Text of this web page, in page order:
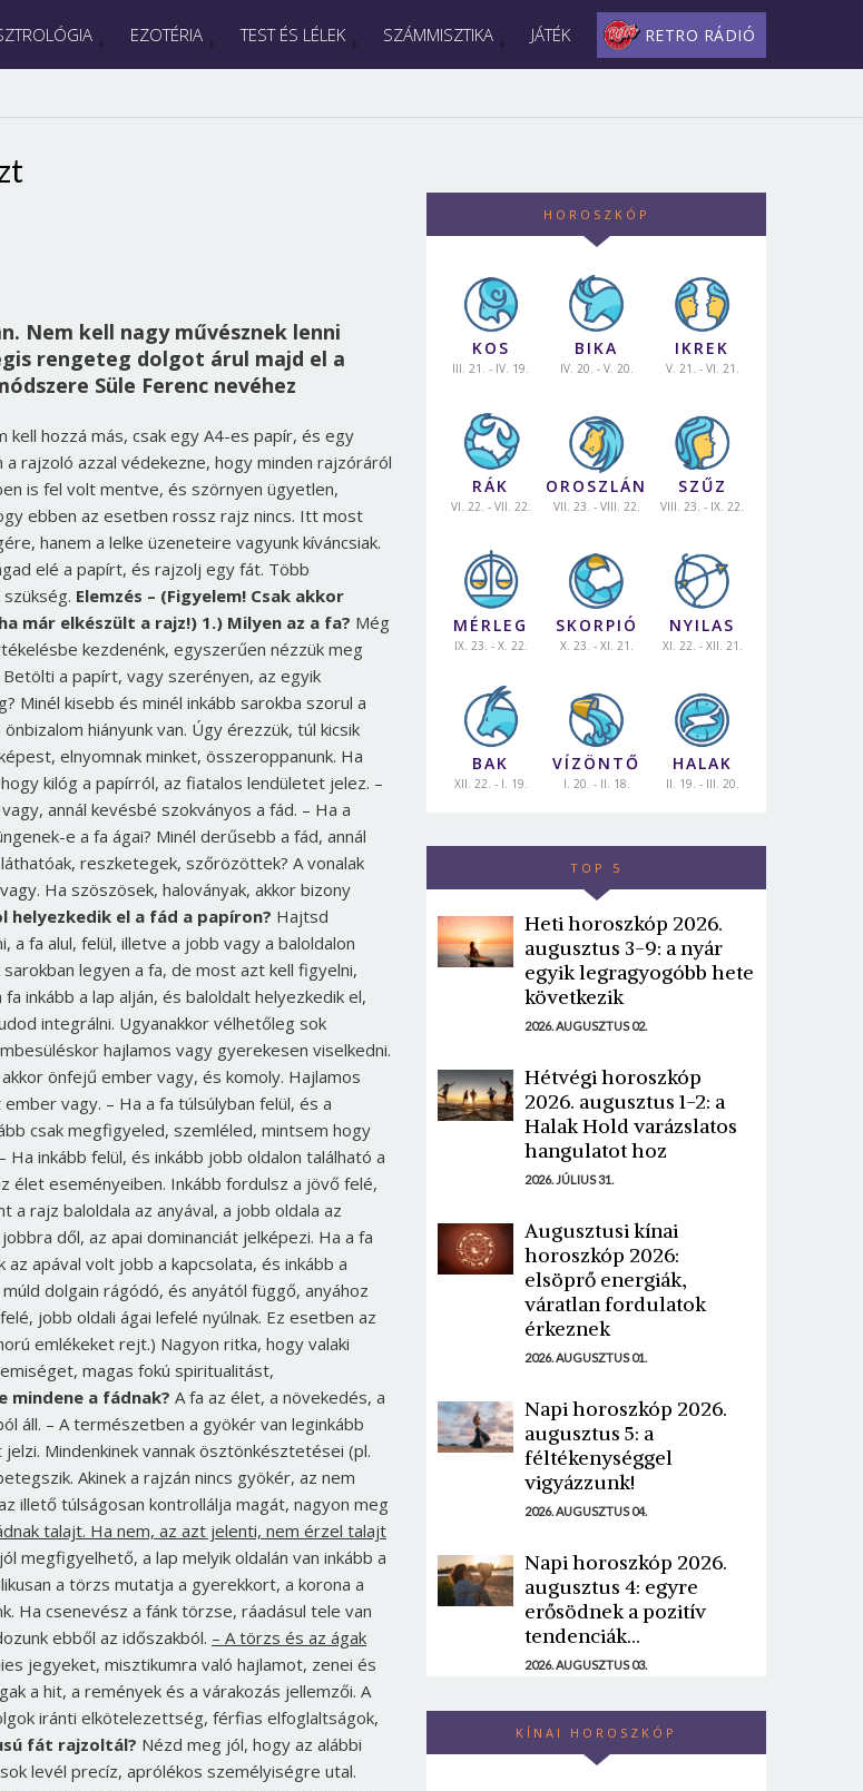
EZOTÉRIA TEST ÉS LÉLEK SZÁMMISZTIKA JÁTÉK RETRO RÁDIÓ
Nem kell nagy művésznek lenni
rengeteg dolgot árul majd el a
Süle Ferenc nevéhez
kell hozzá más, csak egy A4-es papír, és egy
a rajzoló azzal védekezne, hogy minden rajzóráról
is fel volt mentve, és szörnyen ügyetlen,
ebben az esetben rossz rajz nincs. Itt most
hanem a lelke üzeneteire vagyunk kíváncsiak.
elé a papírt, és rajzolj egy fát. Több
Elemzés – (Figyelem! Csak akkor
már elkészült a rajz!) 1.) Milyen az a fa? Még
kezdenénk, egyszerűen nézzük meg
a papírt, vagy szerényen, az egyik
Minél kisebb és minél inkább sarokba szorul a
hiányunk van. Úgy érezzük, túl kicsik
elnyomnak minket, összeroppanunk. Ha
kilóg a papírról, az fiatalos lendületet jelez. –
annál kevésbé szokványos a fád. – Ha a
e a fa ágai? Minél derűsebb a fád, annál
reszketegek, szőrözöttek? A vonalak
Ha szöszösek, haloványak, akkor bizony
helyezkedik el a fád a papíron? Hajtsd
fa alul, felül, illetve a jobb vagy a baloldalon
legyen a fa, de most azt kell figyelni,
inkább a lap alján, és baloldalt helyezkedik el,
integrálni. Ugyanakkor vélhetőleg sok
hajlamos vagy gyerekesen viselkedni.
önfejű ember vagy, és komoly. Hajlamos
vagy. – Ha a fa túlsúlyban felül, és a
csak megfigyeled, szemléled, mintsem hogy
inkább felül, és inkább jobb oldalon található a
élet eseményeiben. Inkább fordulsz a jövő felé,
a rajz baloldala az anyával, a jobb oldala az
dől, az apai dominanciát jelképezi. Ha a fa
apával volt jobb a kapcsolata, és inkább a
dolgain rágódó, és anyától függő, anyához
jobb oldali ágai lefelé nyúlnak. Ez esetben az
emlékeket rejt.) Nagyon ritka, hogy valaki
magas fokú spiritualitást,
mindene a fádnak? A fa az élet, a növekedés, a
áll. – A természetben a gyökér van leginkább
Mindenkinek vannak ösztönkésztetései (pl.
Akinek a rajzán nincs gyökér, az nem
illető túlságosan kontrollálja magát, nagyon meg
talajt. Ha nem, az azt jelenti, nem érzel talajt
megfigyelhető, a lap melyik oldalán van inkább a
a törzs mutatja a gyerekkort, a korona a
Ha csenevész a fánk törzse, ráadásul tele van
ebből az időszakból. – A törzs és az ágak
jegyeket, misztikumra való hajlamot, zenei és
a hit, a remények és a várakozás jellemzői. A
iránti elkötelezettség, férfias elfoglaltságok,
fát rajzoltál? Nézd meg jól, hogy az alábbi
levél precíz, aprólékos személyiségre utal.
HOROSZKÓP
KOS
III. 21. - IV. 19.
BIKA
IV. 20. - V. 20.
IKREK
V. 21. - VI. 21.
RÁK
VI. 22. - VII. 22.
OROSZLÁN
VII. 23. - VIII. 22.
SZŰZ
VIII. 23. - IX. 22.
MÉRLEG
IX. 23. - X. 22.
SKORPIÓ
X. 23. - XI. 21.
NYILAS
XI. 22. - XII. 21.
BAK
XII. 22. - I. 19.
VÍZÖNTŐ
I. 20. - II. 18.
HALAK
II. 19. - III. 20.
TOP 5
Heti horoszkóp 2026.
augusztus 3-9: a nyár
egyik legragyogóbb hete
következik
2026. AUGUSZTUS 02.
Hétvégi horoszkóp
2026. augusztus 1-2: a
Halak Hold varázslatos
hangulatot hoz
2026. JÚLIUS 31.
Augusztusi kínai
horoszkóp 2026:
elsöprő energiák,
váratlan fordulatok
érkeznek
2026. AUGUSZTUS 01.
Napi horoszkóp 2026.
augusztus 5: a
féltékenységgel
vigyázzunk!
2026. AUGUSZTUS 04.
Napi horoszkóp 2026.
augusztus 4: egyre
erősödnek a pozitív
tendenciák...
2026. AUGUSZTUS 03.
KÍNAI HOROSZKÓP